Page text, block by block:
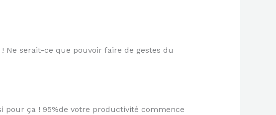
Ne serait-ce que pouvoir faire de gestes du
pour ça ! 95%de votre productivité commence